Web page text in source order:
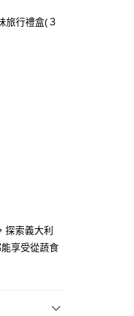
21家銀行
行
旅行禮盒(３
探索義大利
享受從蔬食